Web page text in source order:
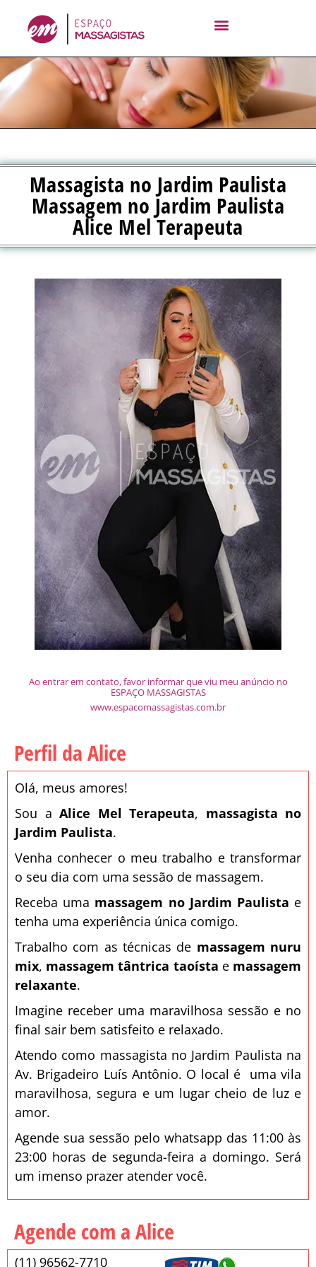
conteúdo
Massagista no Jardim Paulista
Massagem no Jardim Paulista
Alice Mel Terapeuta
Ao entrar em contato, favor informar que viu meu anúncio no
ESPAÇO MASSAGISTAS
www.espacomassagistas.com.br
Perfil da Alice
Olá, meus amores!
Sou a Alice Mel Terapeuta, massagista no
Jardim Paulista.
Venha conhecer o meu trabalho e transformar
o seu dia com uma sessão de massagem.
Receba uma massagem no Jardim Paulista e
tenha uma experiência única comigo.
Trabalho com as técnicas de massagem nuru
mix, massagem tântrica taoísta e massagem
relaxante.
Imagine receber uma maravilhosa sessão e no
final sair bem satisfeito e relaxado.
Atendo como massagista no Jardim Paulista na
Av. Brigadeiro Luís Antônio. O local é uma vila
maravilhosa, segura e um lugar cheio de luz e
amor.
Agende sua sessão pelo whatsapp das 11:00 às
23:00 horas de segunda-feira a domingo. Será
um imenso prazer atender você.
Agende com a Alice
(11) 96562-7710